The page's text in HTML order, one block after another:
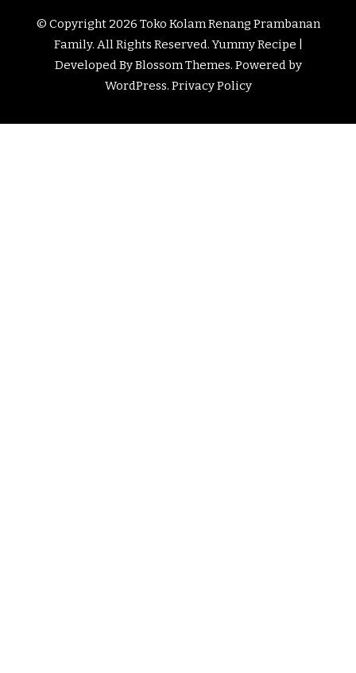
© Copyright 2026 Toko Kolam Renang Prambanan
Family. All Rights Reserved.Yummy Recipe |
Developed ByBlossom Themes. Powered by
WordPress. Privacy Policy